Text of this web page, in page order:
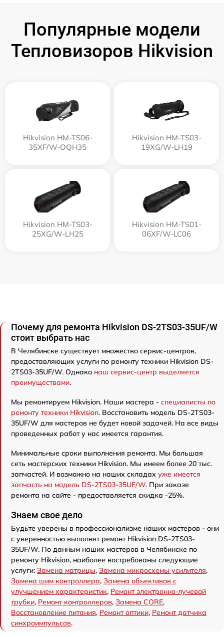
Популярные модели
Тепловизоров Hikvision
Hikvision HM-TS06-
35XF/W-OQH35
Hikvision HM-TS03-
19XG/W-LH19
Hikvision HM-TS03-
25XG/W-LH25
Hikvision HM-TS01-
06XF/W-LC06
Почему для ремонта Hikvision DS-2TS03-35UF/W
стоит выбрать нас
В Челябинске существует множество сервис-центров,
предоставляющих услуги по ремонту техники Hikvision DS-
2TS03-35UF/W. Однако наш сервис-центр выделяется
преимуществами.
Мы ремонтируем Hikvision. Наши мастера - специалисты по
ремонту техники Hikvision. Восстановить модель DS-2TS03-
35UF/W для мастеров не будет новой задачей. На все виды
проведенных работ у нас имеется гарантия.
Минимальные сроки выполнения ремонта. Мы большая
сеть мастерских техники Hikvision. Мы имеем более 20 тыс.
запчастей. И возможно на наших складах уже имеется
запчасть на модель DS-2TS03-35UF/W. При заказе
ремонта на сайте - предоставляется скидка -25%.
Знаем свое дело
Будьте уверены в профессионализме наших мастеров - они
с уверенностью выполнят ремонт Hikvision DS-2TS03-
35UF/W. По данным наших мастеров в Челябинске по
ремонту Hikvision, наиболее востребованы следующие
услуги: Замена матрицы, Замена микросхемы усилителя,
Замена шим контроллера, Замена объективов с
улучшением характеристик, Ремонт электронно-лучевой
трубки, Ремонт контроллеров, Замена CORE,
Восстановление питания, Ремонт оптики, Ремонт датчика
синхроимпульсов.